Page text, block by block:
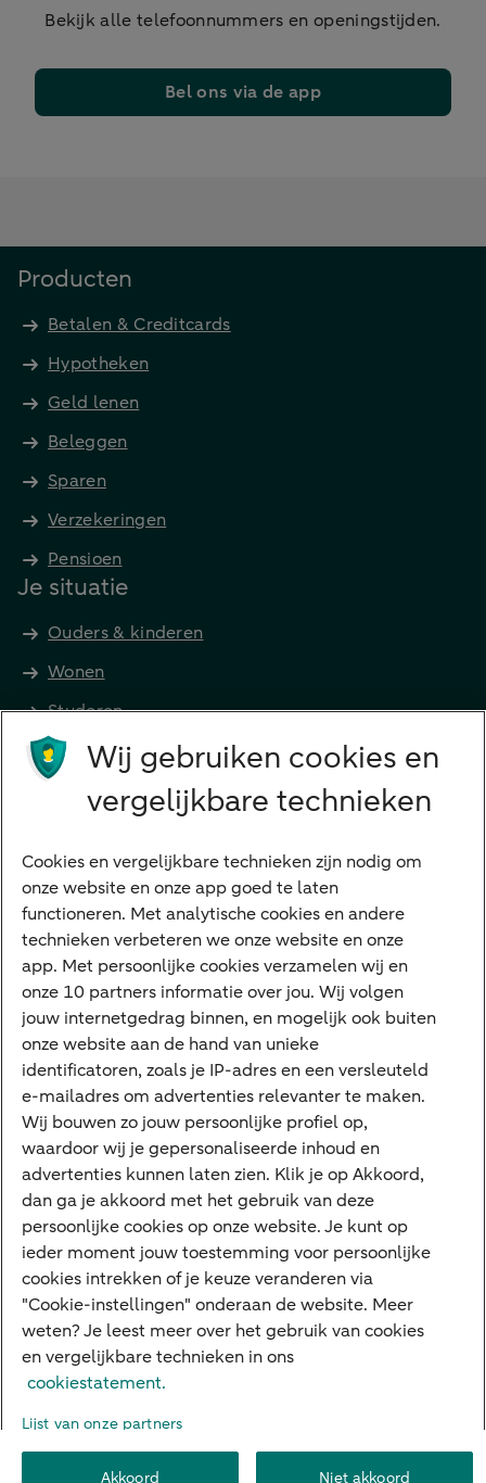
Bekijk alle telefoonnummers en openingstijden.
Bel ons via de app
Producten
Betalen & Creditcards
Hypotheken
Geld lenen
Beleggen
Sparen
Verzekeringen
Pensioen
Je situatie
Ouders & kinderen
Wonen
Studeren
Preferred Banking
Digitale diensten
Internet Bankieren
ABN AMRO app
Tikkie
Apple Pay
Google Pay
Veilig bankieren
Meest gezocht
Hypotheek berekenen
E.dentifier
Jaaroverzicht
Rood staan
Over ABN AMRO
Werken bij ABN AMRO
DuurzaamheidVeiligheidPrivacy DisclaimerCookie-instellingen
Wij gebruiken cookies en
vergelijkbare technieken
Cookies en vergelijkbare technieken zijn nodig om
onze website en onze app goed te laten
functioneren. Met analytische cookies en andere
technieken verbeteren we onze website en onze
app. Met persoonlijke cookies verzamelen wij en
onze 10 partners informatie over jou. Wij volgen
jouw internetgedrag binnen, en mogelijk ook buiten
onze website aan de hand van unieke
identificatoren, zoals je IP-adres en een versleuteld
e-mailadres om advertenties relevanter te maken.
Wij bouwen zo jouw persoonlijke profiel op,
waardoor wij je gepersonaliseerde inhoud en
advertenties kunnen laten zien. Klik je op Akkoord,
dan ga je akkoord met het gebruik van deze
persoonlijke cookies op onze website. Je kunt op
ieder moment jouw toestemming voor persoonlijke
cookies intrekken of je keuze veranderen via
"Cookie-instellingen" onderaan de website. Meer
weten? Je leest meer over het gebruik van cookies
en vergelijkbare technieken in ons
cookiestatement.
Lijst van onze partners
Akkoord Niet akkoord